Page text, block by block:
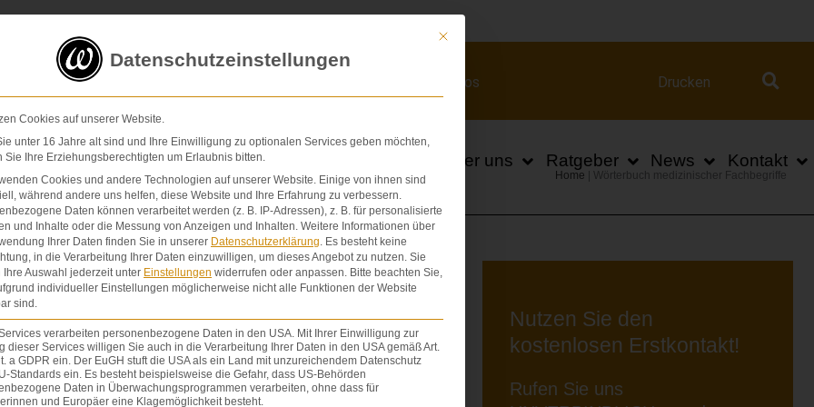
E-Mail Videos Drucken
& Schadensersatz Über uns Ratgeber News Kontakt
Home Wörterbuch medizinischer Fachbegriffe
Nutzen Sie den
kostenlosen Erstkontakt!
Rufen Sie uns
Mit diesem Button wird der Dialog geschlossen. Seine Funktionalität ist
Datenschutzeinstellungen
Cookies auf unserer Website.
unter 16 Jahre alt sind und Ihre Einwilligung zu optionalen Services geben möchten,
Sie Ihre Erziehungsberechtigten um Erlaubnis bitten.
Cookies und andere Technologien auf unserer Website. Einige von ihnen sind
während andere uns helfen, diese Website und Ihre Erfahrung zu verbessern.
Daten können verarbeitet werden (z. B. IP-Adressen), z. B. für personalisierte
und Inhalte oder die Messung von Anzeigen und Inhalten. Weitere Informationen über
Ihrer Daten finden Sie in unserer Datenschutzerklärung. Es besteht keine
in die Verarbeitung Ihrer Daten einzuwilligen, um dieses Angebot zu nutzen. Sie
Ihre Auswahl jederzeit unter Einstellungen widerrufen oder anpassen. Bitte beachten Sie,
individueller Einstellungen möglicherweise nicht alle Funktionen der Website
sind.
verarbeiten personenbezogene Daten in den USA. Mit Ihrer Einwilligung zur
dieser Services willigen Sie auch in die Verarbeitung Ihrer Daten in den USA gemäß Art.
a GDPR ein. Der EuGH stuft die USA als ein Land mit unzureichendem Datenschutz
Standards ein. Es besteht beispielsweise die Gefahr, dass US-Behörden
Daten in Überwachungsprogrammen verarbeiten, ohne dass für
und Europäer eine Klagemöglichkeit besteht.